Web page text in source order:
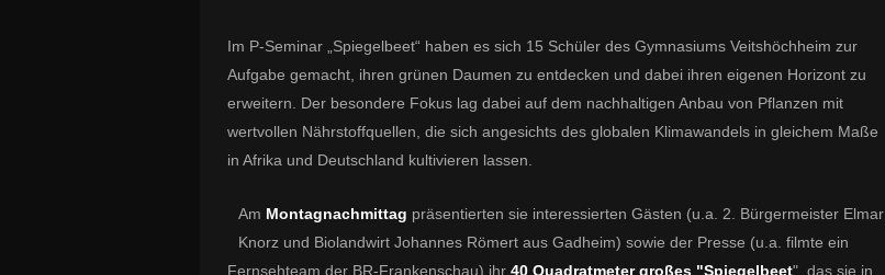
Im P-Seminar „Spiegelbeet“ haben es sich 15 Schüler des Gymnasiums Veitshöchheim zur
Aufgabe gemacht, ihren grünen Daumen zu entdecken und dabei ihren eigenen Horizont zu
erweitern. Der besondere Fokus lag dabei auf dem nachhaltigen Anbau von Pflanzen mit
wertvollen Nährstoffquellen, die sich angesichts des globalen Klimawandels in gleichem Maße
in Afrika und Deutschland kultivieren lassen.
Am Montagnachmittag präsentierten sie interessierten Gästen (u.a. 2. Bürgermeister Elmar
Knorz und Biolandwirt Johannes Römert aus Gadheim) sowie der Presse (u.a. filmte ein
Fernsehteam der BR-Frankenschau) ihr 40 Quadratmeter großes "Spiegelbeet", das sie in